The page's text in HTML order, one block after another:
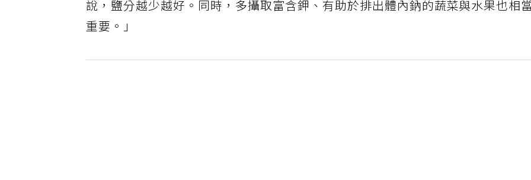
說，鹽分越少越好。同時，多攝取富含鉀、有助於排出體內鈉的蔬菜與水果也相當
重要。」